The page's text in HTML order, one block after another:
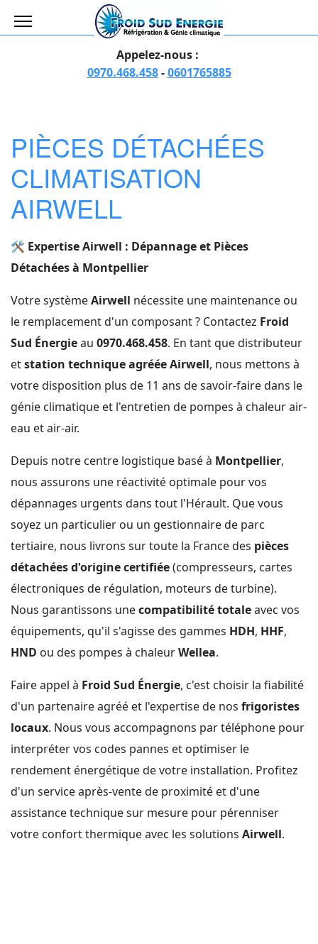
Appelez-nous :
0970.468.458-0601765885
PIÈCES DÉTACHÉES
CLIMATISATION
AIRWELL
🛠️ Expertise Airwell : Dépannage et Pièces
Détachées à Montpellier
Votre systèmeAirwell nécessite une maintenance ou
le remplacement d'un composant ? Contactez Froid
Sud Énergieau 0970.468.458. En tant que distributeur
etstation technique agréée Airwell, nous mettons à
votre disposition plus de 11 ans de savoir-faire dans le
génie climatique et l'entretien de pompes à chaleur air-
eau et air-air.
Depuis notre centre logistique basé à Montpellier,
nous assurons une réactivité optimale pour vos
dépannages urgents dans tout l'Hérault. Que vous
soyez un particulier ou un gestionnaire de parc
tertiaire, nous livrons sur toute la France des pièces
détachées d'origine certifiée(compresseurs, cartes
électroniques de régulation, moteurs de turbine).
Nous garantissons unecompatibilité totaleavec vos
équipements, qu'il s'agisse des gammes HDH, HHF,
HND ou des pompes à chaleurWellea.
Faire appel à Froid Sud Énergie, c'est choisir la fiabilité
d'un partenaire agréé et l'expertise de nos frigoristes
locaux. Nous vous accompagnons par téléphone pour
interpréter vos codes pannes et optimiser le
rendement énergétique de votre installation. Profitez
d'un service après-vente de proximité et d'une
assistance technique sur mesure pour pérenniser
votre confort thermique avec les solutions Airwell.